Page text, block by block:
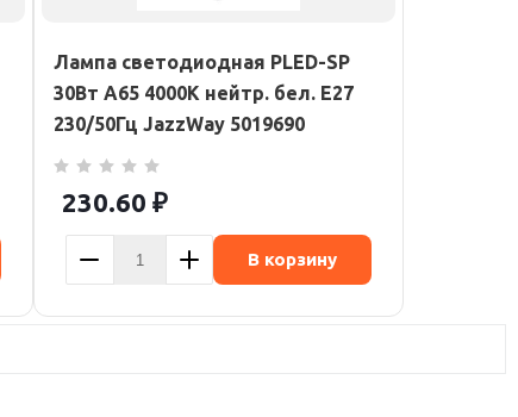
Лампа светодиодная PLED-SP
30Вт A65 4000К нейтр. бел. E27
230/50Гц JazzWay 5019690
230.60 ₽
В корзину